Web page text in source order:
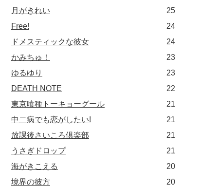
月がきれい
25
Free!
24
ドメスティックな彼女
24
かみちゅ！
23
ゆるゆり
23
DEATH NOTE
22
東京喰種トーキョーグール
21
中二病でも恋がしたい!
21
放課後さいころ倶楽部
21
うさぎドロップ
21
海がきこえる
20
境界の彼方
20